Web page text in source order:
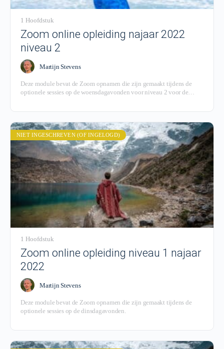
1 Hoofdstuk
Zoom online opleiding najaar 2022
niveau 2
Martijn Stevens
Deze module bevat de Zoom opnamen die zijn gemaakt tijdens de
optionele sessies op de woensdagavonden voor niveau 2 voor de
NIET INGESCHREVEN (OF INGELOGD)
1 Hoofdstuk
Zoom online opleiding niveau 1 najaar
2022
Martijn Stevens
Deze module bevat de Zoom opnamen die zijn gemaakt tijdens de
optionele sessies op de dinsdagavonden.